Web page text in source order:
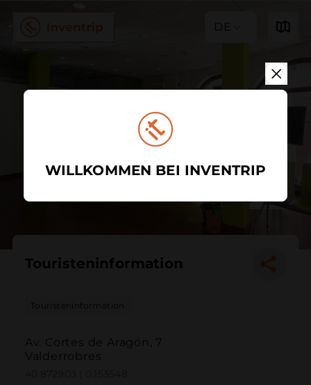
DE
Touristeninformation
Touristeninformation
Av. Cortes de Aragón, 7
Valderrobres
WILLKOMMEN BEI INVENTRIP